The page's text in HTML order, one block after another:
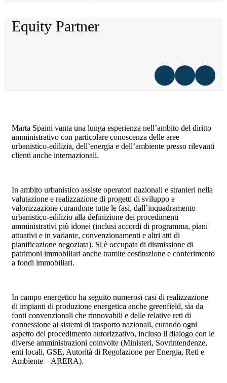
Equity Partner
Marta Spaini vanta una lunga esperienza nell’ambito del diritto
amministrativo con particolare conoscenza delle aree
urbanistico-edilizia, dell’energia e dell’ambiente presso rilevanti
clienti anche internazionali.
In ambito urbanistico assiste operatori nazionali e stranieri nella
valutazione e realizzazione di progetti di sviluppo e
valorizzazione curandone tutte le fasi, dall’inquadramento
urbanistico-edilizio alla definizione dei procedimenti
amministrativi più idonei (inclusi accordi di programma, piani
attuativi e in variante, convenzionamenti e altri atti di
pianificazione negoziata). Si è occupata di dismissione di
patrimoni immobiliari anche tramite costituzione e conferimento
a fondi immobiliari.
In campo energetico ha seguito numerosi casi di realizzazione
di impianti di produzione energetica anche greenfield, sia da
fonti convenzionali che rinnovabili e delle relative reti di
connessione ai sistemi di trasporto nazionali, curando ogni
aspetto del procedimento autorizzativo, incluso il dialogo con le
diverse amministrazioni coinvolte (Ministeri, Sovrintendenze,
enti locali, GSE, Autorità di Regolazione per Energia, Reti e
Ambiente – ARERA).